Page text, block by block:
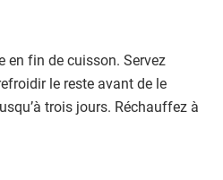
en fin de cuisson. Servez
le reste avant de le
trois jours. Réchauffez à